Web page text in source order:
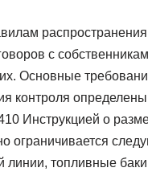
с
Основные
контроля
Инструкцией о
ограничивается
линии, топливные